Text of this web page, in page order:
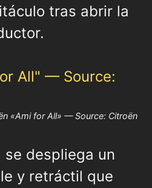
tras abrir la
«Ami for All» — Source: Citroën
se despliega un
y retráctil que